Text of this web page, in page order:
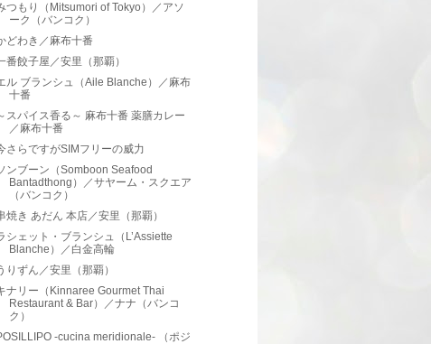
つもり（Mitsumori of Tokyo）／アソ
ーク（バンコク）
どわき／麻布十番
番餃子屋／安里（那覇）
ル ブランシュ（Aile Blanche）／麻布
十番
スパイス香る～ 麻布十番 薬膳カレー
／麻布十番
さらですがSIMフリーの威力
ンブーン（Somboon Seafood
Bantadthong）／サヤーム・スクエア
（バンコク）
焼き あだん 本店／安里（那覇）
シェット・ブランシュ（L’Assiette
Blanche）／白金高輪
りずん／安里（那覇）
ナリー（Kinnaree Gourmet Thai
Restaurant & Bar）／ナナ（バンコ
ク）
-cucina meridionale- （ポジ